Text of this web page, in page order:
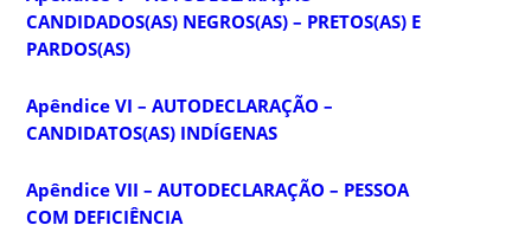
CANDIDADOS(AS) NEGROS(AS) – PRETOS(AS) E
PARDOS(AS)
Apêndice VI – AUTODECLARAÇÃO –
CANDIDATOS(AS) INDÍGENAS
Apêndice VII – AUTODECLARAÇÃO – PESSOA
COM DEFICIÊNCIA